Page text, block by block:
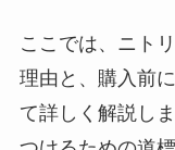
ここでは、ニト
理由と、購入前
て詳しく解説し